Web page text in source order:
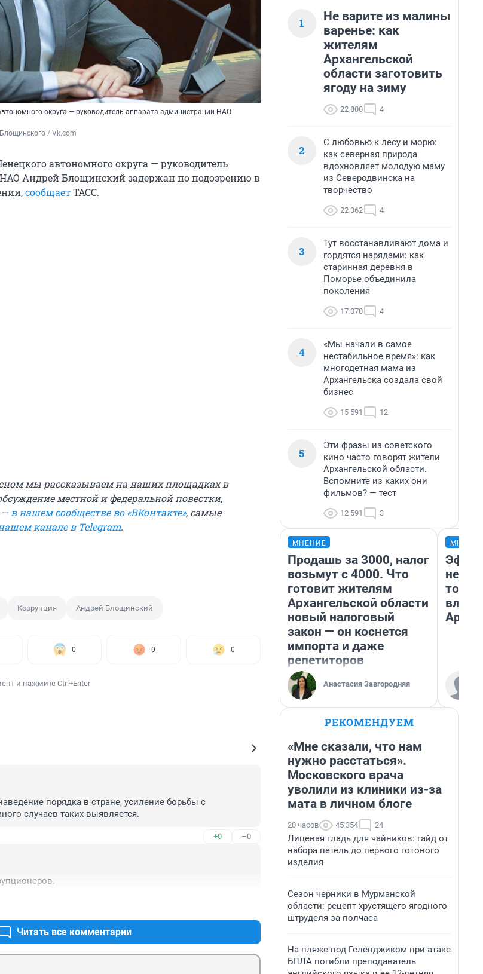
округа — руководитель аппарата администрации НАО
/ Vk.com
автономного округа — руководитель
Андрей Блощинский задержан по подозрению в
сообщаетТАСС.
мы рассказываем на наших площадках в
местной и федеральной повестки,
— в нашем сообществе во «ВКонтакте», самые
канале в Telegram.
Коррупция Андрей Блощинский
0 0 0
и нажмите Ctrl+Enter
порядка в стране, усиление борьбы с
случаев таких выявляется.
+0 –0
Читать все комментарии
1
Не варите из малины
варенье: как
жителям
Архангельской
области заготовить
ягоду на зиму
22 800 4
2
С любовью к лесу и морю:
как северная природа
вдохновляет молодую маму
из Северодвинска на
творчество
22 362 4
3
Тут восстанавливают дома и
гордятся нарядами: как
старинная деревня в
Поморье объединила
поколения
17 070 4
4
«Мы начали в самое
нестабильное время»: как
многодетная мама из
Архангельска создала свой
бизнес
15 591 12
5
Эти фразы из советского
кино часто говорят жители
Архангельской области.
Вспомните из каких они
фильмов? — тест
12 591 3
МНЕНИЕ
Продашь за 3000, налог
возьмут с 4000. Что
готовит жителям
Архангельской области
новый налоговый
закон — он коснется
импорта и даже
репетиторов
Анастасия Завгородняя
не
РЕКОМЕНДУЕМ
«Мне сказали, что нам
нужно расстаться».
Московского врача
уволили из клиники из-за
мата в личном блоге
20 часов 45 354 24
Лицевая гладь для чайников: гайд от
набора петель до первого готового
изделия
Сезон черники в Мурманской
области: рецепт хрустящего ягодного
штруделя за полчаса
На пляже под Геленджиком при атаке
БПЛА погибли преподаватель